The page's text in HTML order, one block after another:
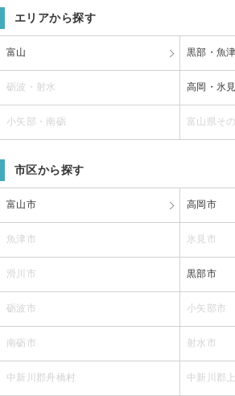
エリアから探す
富山 黒部・魚
砺波・射水 高岡・氷見
小矢部・南砺 富山県そ
市区から探す
富山市 高岡市
魚津市 氷見市
滑川市 黒部市
砺波市 小矢部市
南砺市 射水市
中新川郡舟橋村 中新川郡上